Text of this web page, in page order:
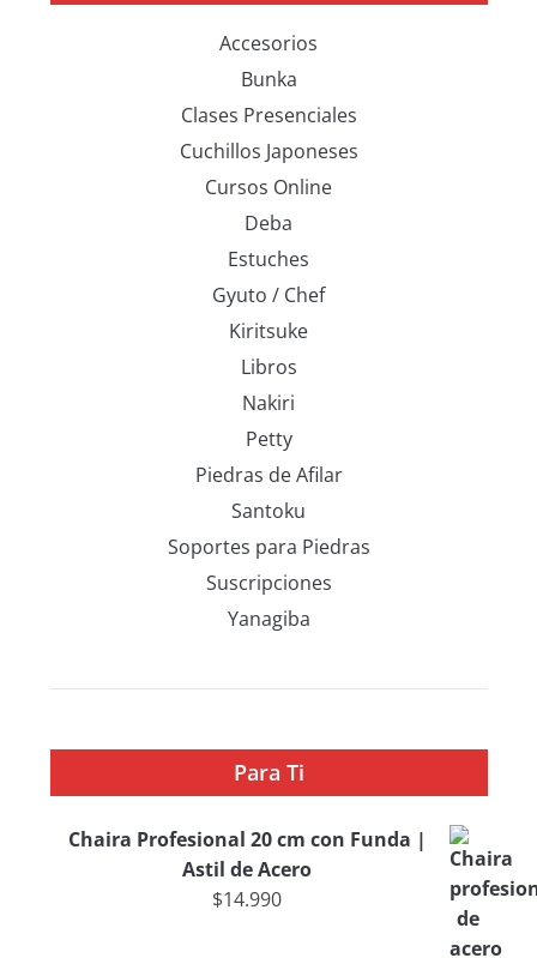
Accesorios
Bunka
Clases Presenciales
Cuchillos Japoneses
Cursos Online
Deba
Estuches
Gyuto / Chef
Kiritsuke
Libros
Nakiri
Petty
Piedras de Afilar
Santoku
Soportes para Piedras
Suscripciones
Yanagiba
Para Ti
Chaira Profesional 20 cm con Funda |
Astil de Acero
$14.990